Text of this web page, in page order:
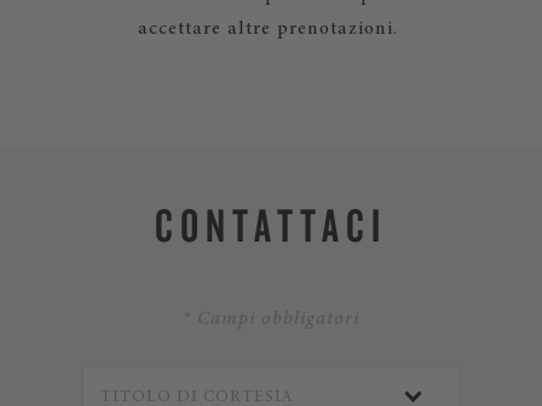
accettare altre prenotazioni.
CONTATTACI
* Campi obbligatori